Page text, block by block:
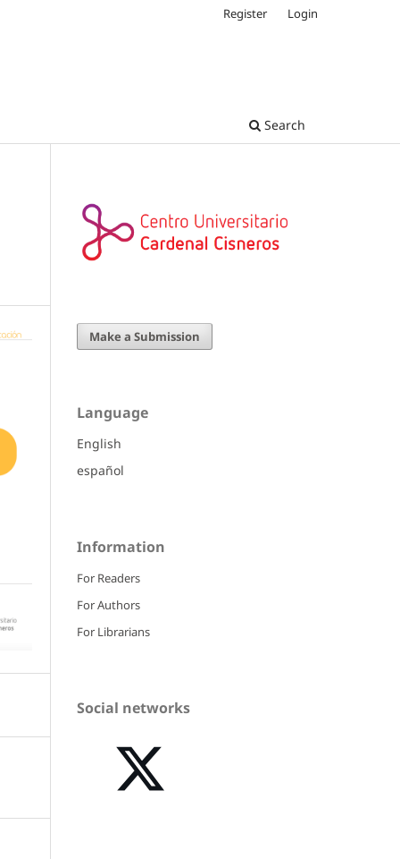
Search
Register Login
Make a Submission
Language
English
español
Information
For Readers
For Authors
For Librarians
Social networks